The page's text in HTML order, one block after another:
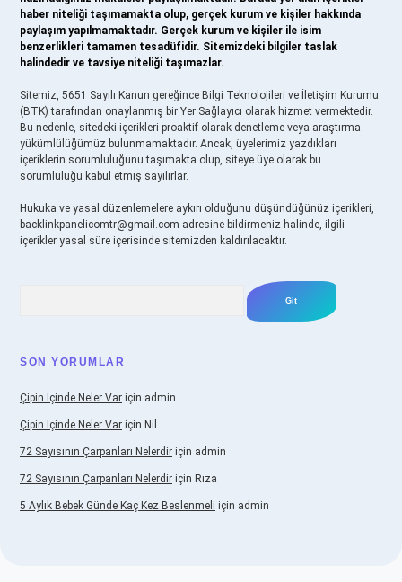
haber niteliği taşımamakta olup, gerçek kurum ve kişiler hakkında
paylaşım yapılmamaktadır. Gerçek kurum ve kişiler ile isim
benzerlikleri tamamen tesadüfidir. Sitemizdeki bilgiler taslak
halindedir ve tavsiye niteliği taşımazlar.
Sitemiz, 5651 Sayılı Kanun gereğince Bilgi Teknolojileri ve İletişim Kurumu
(BTK) tarafından onaylanmış bir Yer Sağlayıcı olarak hizmet vermektedir.
Bu nedenle, sitedeki içerikleri proaktif olarak denetleme veya araştırma
yükümlülüğümüz bulunmamaktadır. Ancak, üyelerimiz yazdıkları
içeriklerin sorumluluğunu taşımakta olup, siteye üye olarak bu
sorumluluğu kabul etmiş sayılırlar.
Hukuka ve yasal düzenlemelere aykırı olduğunu düşündüğünüz içerikleri,
backlinkpanelicomtr@gmail.com adresine bildirmeniz halinde, ilgili
içerikler yasal süre içerisinde sitemizden kaldırılacaktır.
SON YORUMLAR
Çipin Içinde Neler Var için admin
Çipin Içinde Neler Var için Nil
72 Sayısının Çarpanları Nelerdir için admin
72 Sayısının Çarpanları Nelerdir için Rıza
5 Aylık Bebek Günde Kaç Kez Beslenmeli için admin